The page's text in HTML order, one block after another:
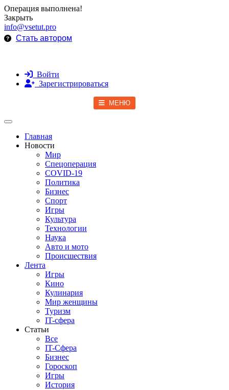
Операция выполнена!
Закрыть
info@vsetut.pro
Стать автором
Войти
Зарегистрироваться
МЕНЮ
Toggle navigation
Главная
Новости
Мир
Спецоперация
COVID-19
Политика
Бизнес
Спорт
Игры
Культура
Технологии
Наука
Авто и мото
Происшествия
Лента
Игры
Кино
Кулинария
Мир женщины
Туризм
IT-сфера
Статьи
Все
IT-Сфера
Бизнес
Гороскоп
Игры
История